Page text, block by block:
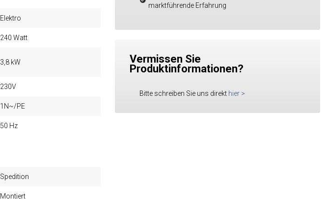
Elektro
240 Watt
3,8 kW
230V
1N~/PE
50 Hz
Spedition
Montiert
marktführende Erfahrung
Vermissen Sie
Produktinformationen?
Bitte schreiben Sie uns direkt hier >